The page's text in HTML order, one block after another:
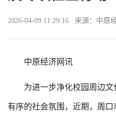
2026-04-09 11:29:16 来源：中原
中原经济网讯
为进一步净化校园周边文
有序的社会氛围，近期，周